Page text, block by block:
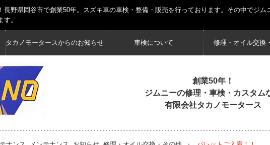
長野県岡谷市で創業50年。スズキ車の車検・整備・販売を行っております。その中でジ
。
タカノモータースからのお知らせ 車検について 修理・オイル交換
創業50年！
ジムニーの修理・車検・カスタム
有限会社タカノモータース